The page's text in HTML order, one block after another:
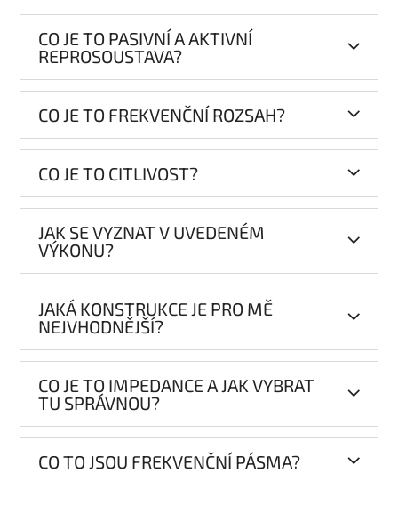
CO JE TO PASIVNÍ A AKTIVNÍ
REPROSOUSTAVA?
CO JE TO FREKVENČNÍ ROZSAH?
CO JE TO CITLIVOST?
JAK SE VYZNAT V UVEDENÉM
VÝKONU?
JAKÁ KONSTRUKCE JE PRO MĚ
NEJVHODNĚJŠÍ?
CO JE TO IMPEDANCE A JAK VYBRAT
TU SPRÁVNOU?
CO TO JSOU FREKVENČNÍ PÁSMA?